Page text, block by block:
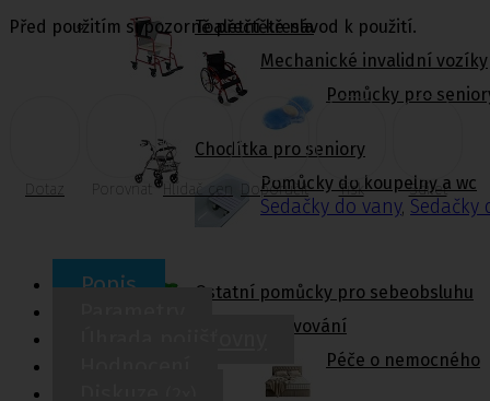
Toaletní křesla
Mechanické invalidní vozíky
Pomůcky pro
Chodítka pro seniory
Pomůcky do koupelny a wc
Sedačky do vany, Sedačky
Ostatní pomůcky pro sebeobsluhu
Stravování
Péče o nemocného
Před použitím si pozorně přečtěte návod k použití.
Dotaz Porovnat Hlídač cen Doporučit Tisk Sdílet
Popis